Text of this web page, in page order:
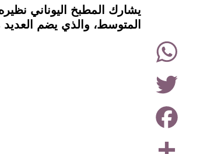
Share
Facebook
Twitter
WhatsApp
instagramيشارك المطبخ اليوناني
المتوسط، والذي يضم العديد